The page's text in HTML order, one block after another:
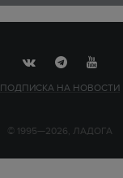
ПОДПИСКА НА НОВОСТИ
© 1995—2026, ЛАДОГА